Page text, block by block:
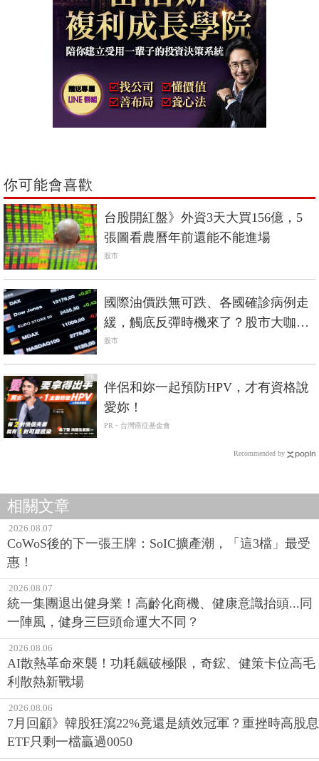
你可能會喜歡
台股開紅盤》外資3天大買156億，5
張圖看農曆年前還能不能進場
股市
國際油價跌無可跌、各國確診病例走
緩，觸底反彈時機來了？股市大咖3
點觀察
股市
PR
伴侶和妳一起預防HPV，才有資格說
愛妳！
PR・台灣癌症基金會
Recommended by
相關文章
2026.08.07
CoWoS後的下一張王牌：SoIC擴產潮，「這3檔」最受
惠！
2026.08.07
統一集團退出健身業！高齡化商機、健康意識抬頭...同
一陣風，健身三巨頭命運大不同？
2026.08.06
AI散熱革命來襲！功耗飆破極限，奇鋐、健策卡位高毛
利散熱新戰場
2026.08.06
7月回顧》韓股狂瀉22%竟還是績效冠軍？重挫時高股息
ETF只剩一檔贏過0050